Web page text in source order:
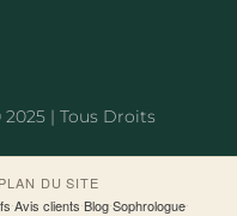
2025 | Tous Droits
PLAN DU SITE
·Avis clients·Blog·Sophrologue·